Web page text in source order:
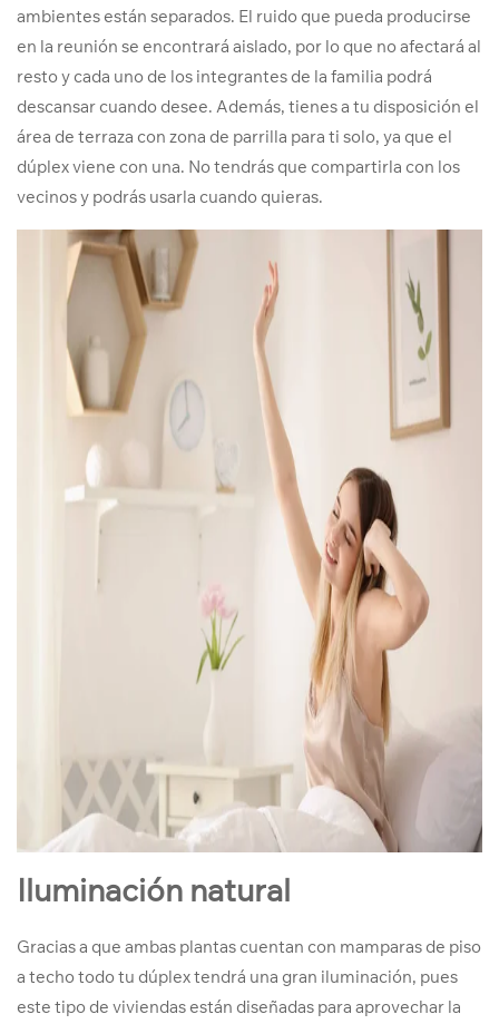
ambientes están separados. El ruido que pueda producirse
en la reunión se encontrará aislado, por lo que no afectará al
resto y cada uno de los integrantes de la familia podrá
descansar cuando desee. Además, tienes a tu disposición el
área de terraza con zona de parrilla para ti solo, ya que el
dúplex viene con una. No tendrás que compartirla con los
vecinos y podrás usarla cuando quieras.
Iluminación natural
Gracias a que ambas plantas cuentan con mamparas de piso
a techo todo tu dúplex tendrá una gran iluminación, pues
este tipo de viviendas están diseñadas para aprovechar la